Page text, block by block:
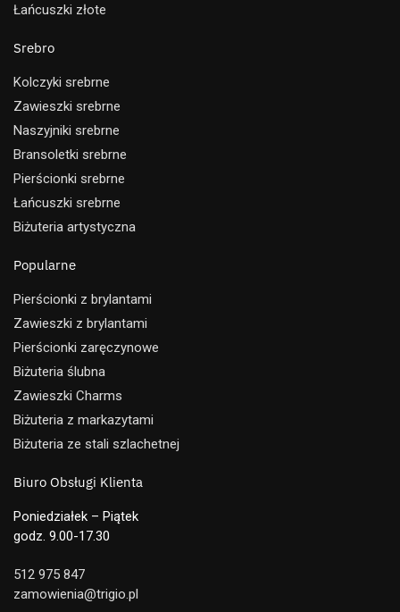
Łańcuszki złote
Srebro
Kolczyki srebrne
Zawieszki srebrne
Naszyjniki srebrne
Bransoletki srebrne
Pierścionki srebrne
Łańcuszki srebrne
Biżuteria artystyczna
Popularne
Pierścionki z brylantami
Zawieszki z brylantami
Pierścionki zaręczynowe
Biżuteria ślubna
Zawieszki Charms
Biżuteria z markazytami
Biżuteria ze stali szlachetnej
Biuro Obsługi Klienta
Poniedziałek – Piątek
godz. 9.00-17.30
512 975 847
zamowienia@trigio.pl